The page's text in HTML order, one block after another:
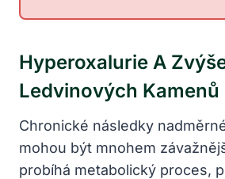
Hyperoxalurie A
Ledvinových Kamenů
Chronické následky
mohou být mnohem
probíhá metabolický proces,